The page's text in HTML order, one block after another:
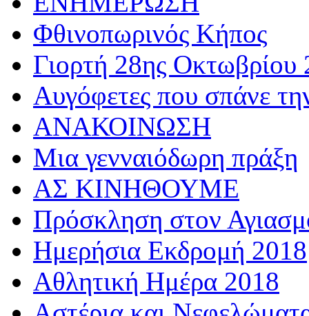
Φθινοπωρινός Κήπος
Γιορτή 28ης Οκτωβρίου
Αυγόφετες που σπάνε
ΑΝΑΚΟΙΝΩΣΗ
Μια γενναιόδωρη πράξη
ΑΣ ΚΙΝΗΘΟΥΜΕ
Πρόσκληση στον
Ημερήσια Εκδρομή 2018
Αθλητική Ημέρα 2018